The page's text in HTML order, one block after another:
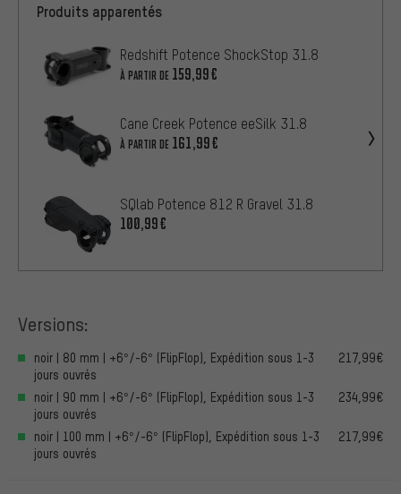
Produits apparentés
Redshift Potence ShockStop 31.8
À PARTIR DE 159,99€
Cane Creek Potence eeSilk 31.8
À PARTIR DE 161,99€
SQlab Potence 812 R Gravel 31.8
100,99€
Versions:
noir | 80 mm | +6°/-6° (FlipFlop), Expédition sous 1-3
jours ouvrés
217,99€
noir | 90 mm | +6°/-6° (FlipFlop), Expédition sous 1-3
jours ouvrés
234,99€
noir | 100 mm | +6°/-6° (FlipFlop), Expédition sous 1-3
jours ouvrés
217,99€